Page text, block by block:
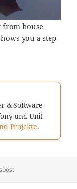
from house
you a step
& Software-
und Unit
Projekte.